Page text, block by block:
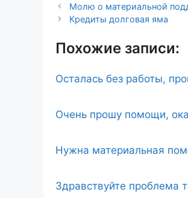
Молю о материальной
Кредиты долговая яма
Похожие записи:
Осталась без работы,
Очень прошу помощи,
Нужна материальная
Здравствуйте проблема